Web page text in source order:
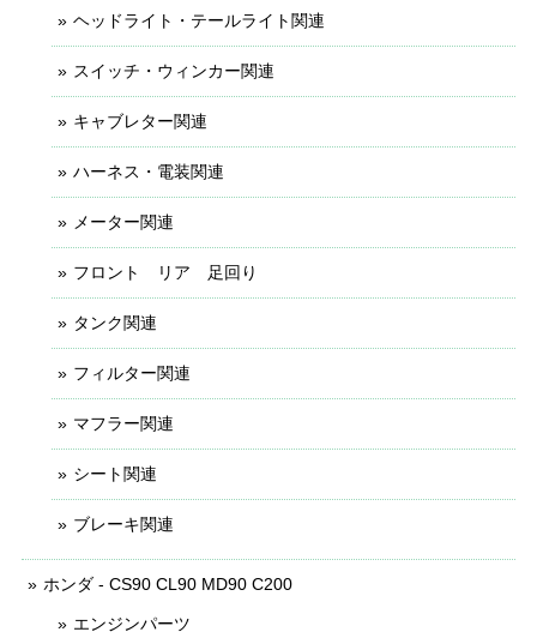
ヘッドライト・テールライト関連
スイッチ・ウィンカー関連
キャブレター関連
ハーネス・電装関連
メーター関連
フロント リア 足回り
タンク関連
フィルター関連
マフラー関連
シート関連
ブレーキ関連
ホンダ - CS90 CL90 MD90 C200
エンジンパーツ